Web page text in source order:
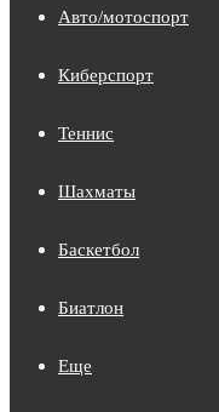
Авто/мотоспорт
Киберспорт
Теннис
Шахматы
Баскетбол
Биатлон
Еще